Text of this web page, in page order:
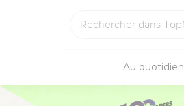
Au quotidien